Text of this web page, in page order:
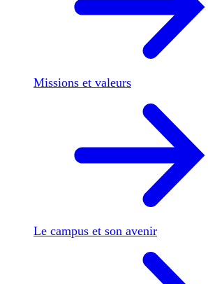
Missions et valeurs
Le campus et son avenir